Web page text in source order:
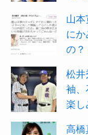
山
に
の？
松
袖
楽し
高橋